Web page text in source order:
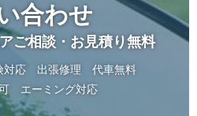
合わせ
ご相談・お見積り無料
対応 出張修理
代車無料
エーミング対応